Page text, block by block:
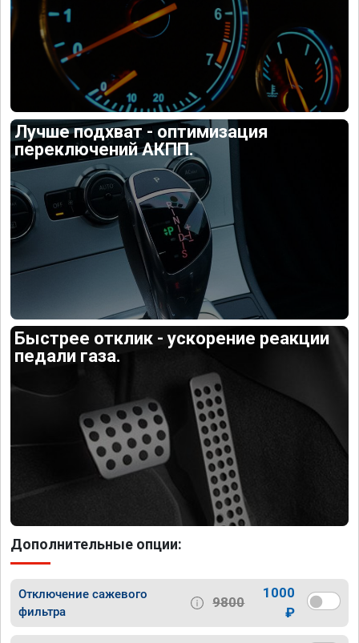
Лучше подхват - оптимизация
переключений АКПП.
Быстрее отклик - ускорение реакции
педали газа.
Дополнительные опции:
Отключение сажевого
фильтра
9800
1000
₽